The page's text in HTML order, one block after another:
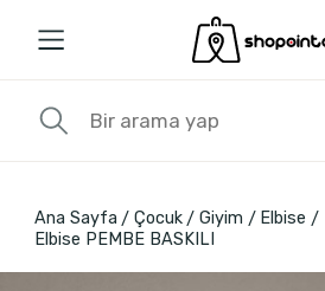
Ana Sayfa Çocuk Giyim
Elbise
Elbise PEMBE BASKILI